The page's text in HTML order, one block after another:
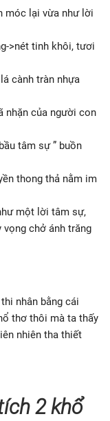
móc lại vừa như lời
>nét tinh khôi, tươi
cành tràn nhựa
nhặn của người con
tâm sự ” buồn
thong thả nằm im
một lời tâm sự,
chở ánh trăng
nhân bằng cái
thơ thôi mà ta thấy
nhiên tha thiết
2 khổ